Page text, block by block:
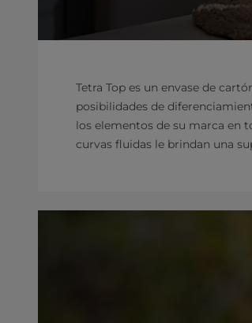
Tetra Top es un envase de
posibilidades de
los elementos de su marca en
curvas fluidas le brindan una